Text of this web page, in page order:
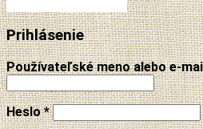
Prihlásenie
Používateľské meno alebo e-
Heslo*